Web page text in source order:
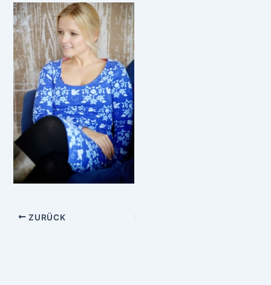
ZURÜCK